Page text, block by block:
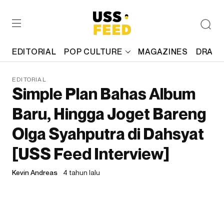
EDITORIAL POP CULTURE MAGAZINES
EDITORIAL
Simple Plan Bahas Album
Baru, Hingga Joget Bareng
Olga Syahputra di Dahsyat
[USS Feed Interview]
Kevin Andreas 4 tahun lalu